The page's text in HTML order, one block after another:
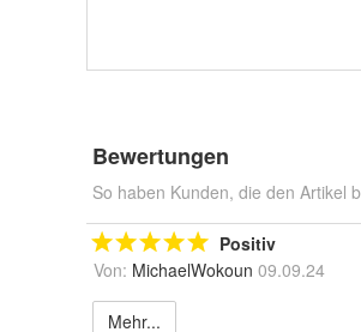
Bewertungen
So haben Kunden, die den Artikel
Positiv
Von: MichaelWokoun 09.09.24
Mehr...